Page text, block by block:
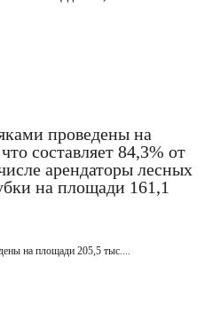
проведены на
составляет 84,3% от
арендаторы лесных
на площади 161,1
на площади 205,5 тыс....